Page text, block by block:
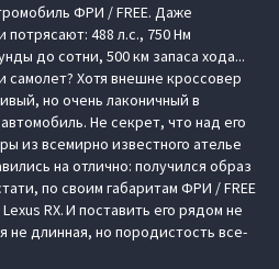
ФРИ / FREE. Даже
потрясают: 488 л.с., 750 Нм
до сотни, 500 км запаса хода...
Хотя внешне кроссовер
но очень лаконичный в
Не секрет, что над его
из всемирно известного ателье
на отлично: получился образ
по своим габаритам ФРИ / FREE
RX. И поставить его рядом не
не длинная, но породистость все-